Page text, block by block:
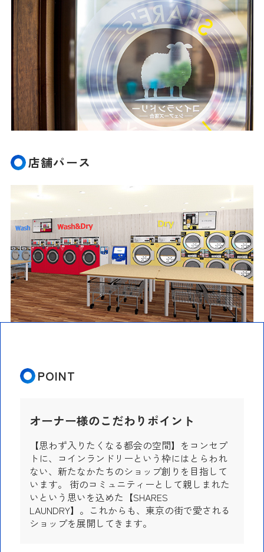
店舗パース
POINT
オーナー様のこだわりポイント
【思わず入りたくなる都会の空間】をコンセプ
トに、コインランドリーという枠にはとらわれ
ない、新たなかたちのショップ創りを目指して
います。 街のコミュニティーとして親しまれた
いという思いを込めた【SHARES
LAUNDRY】。これからも、東京の街で愛される
ショップを展開してきます。